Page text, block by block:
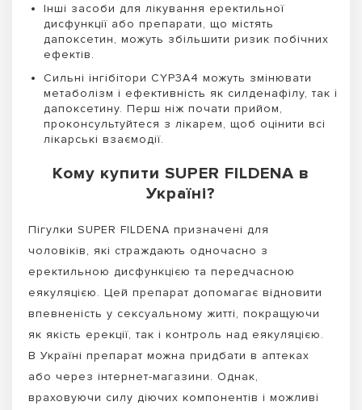
Інші засоби для лікування еректильної
дисфункції або препарати, що містять
дапоксетин, можуть збільшити ризик побічних
ефектів.
Сильні інгібітори CYP3A4 можуть змінювати
метаболізм і ефективність як силденафілу, так і
дапоксетину. Перш ніж почати прийом,
проконсультуйтеся з лікарем, щоб оцінити всі
лікарські взаємодії.
Кому купити SUPER FILDENA в
Україні?
Пігулки SUPER FILDENA призначені для
чоловіків, які страждають одночасно з
еректильною дисфункцією та передчасною
еякуляцією. Цей препарат допомагає відновити
впевненість у сексуальному житті, покращуючи
як якість ерекції, так і контроль над еякуляцією.
В Україні препарат можна придбати в аптеках
або через інтернет-магазини. Однак,
враховуючи силу діючих компонентів і можливі